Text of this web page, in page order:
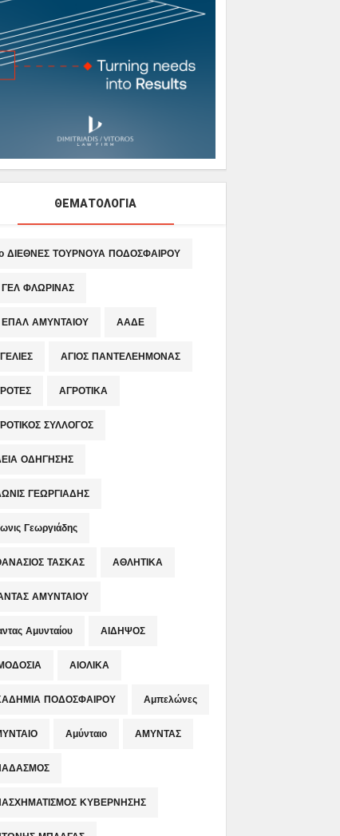
ΘΕΜΑΤΟΛΟΓΙΑ
ΔΙΕΘΝΕΣ ΤΟΥΡΝΟΥΑ ΠΟΔΟΣΦΑΙΡΟΥ
ΓΕΛ ΦΛΩΡΙΝΑΣ
ΕΠΑΛ ΑΜΥΝΤΑΙΟΥ ΑΑΔΕ
ΑΓΙΟΣ ΠΑΝΤΕΛΕΗΜΟΝΑΣ
ΑΓΡΟΤΙΚΑ
ΣΥΛΛΟΓΟΣ
ΟΔΗΓΗΣΗΣ
ΓΕΩΡΓΙΑΔΗΣ
Γεωργιάδης
ΤΑΣΚΑΣ ΑΘΛΗΤΙΚΑ
ΑΜΥΝΤΑΙΟΥ
Αμυνταίου ΑΙΔΗΨΟΣ
ΑΙΟΛΙΚΑ
ΠΟΔΟΣΦΑΙΡΟΥ Αμπελώνες
Αμύνταιο ΑΜΥΝΤΑΣ
ΚΥΒΕΡΝΗΣΗΣ